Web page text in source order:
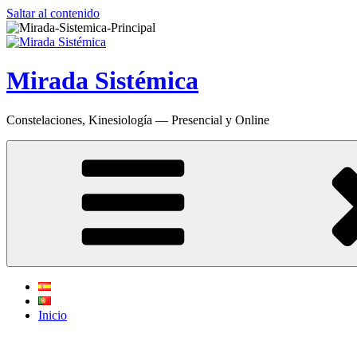
Saltar al contenido
Mirada Sistémica
Constelaciones, Kinesiología — Presencial y Online
Inicio